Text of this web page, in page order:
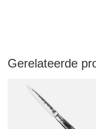
Gerelateerde